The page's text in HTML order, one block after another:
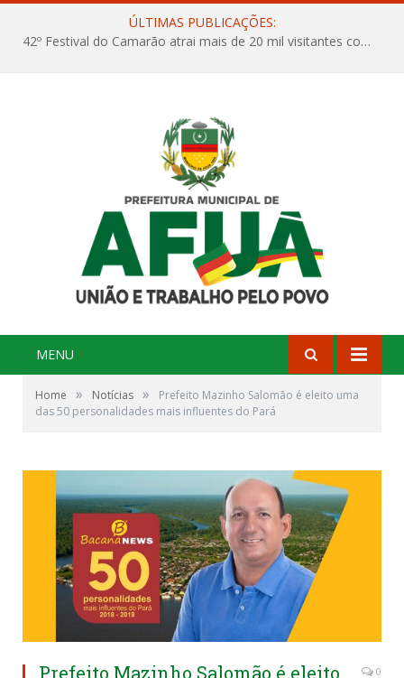
ÚLTIMAS PUBLICAÇÕES:
42º Festival do Camarão atrai mais de 20 mil visitantes com maratona de shows nacionais e internacionais
MENU
Home » Notícias »
Prefeito Mazinho Salomão é eleito uma
das 50 personalidades mais influentes do Pará
Prefeito Mazinho Salomão é eleito
0